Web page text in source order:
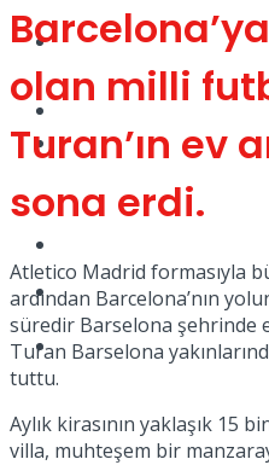
Kadınca
Sinema
Tatil
Podcast
olan milli
Turan’ın ev
sona erdi.
Atletico Madrid formasıyla
ardından Barcelona’nın
süredir Barselona şehrinde
Turan Barselona
tuttu.
Aylık kirasının yaklaşık 15
villa, muhteşem bir